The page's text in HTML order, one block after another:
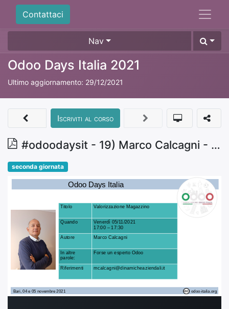
Contattaci
Nav
Odoo Days Italia 2021
Ultimo aggiornamento: 29/12/2021
#odoodaysit - 19) Marco Calcagni - Valorizzazione del magazzino
Iscriviti al corso
seconda giornata